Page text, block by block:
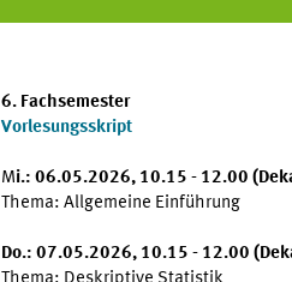
6. Fachsemester
Vorlesungsskript
Mi.: 06.05.2026, 10.15 - 12.00
Thema: Allgemeine Einführung
Do.: 07.05.2026, 10.15 - 12.00
Thema: Deskriptive Statistik